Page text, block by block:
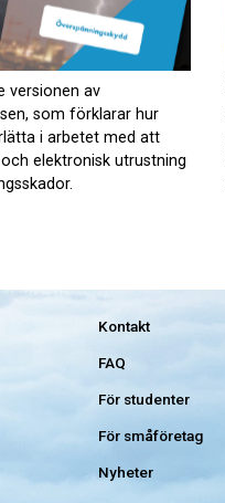
versionen av
som förklarar hur
i arbetet med att
elektronisk utrustning
Kontakt
FAQ
För studenter
För småföretag
Nyheter